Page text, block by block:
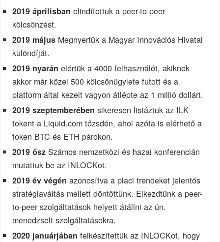
2019 áprilisban elindítottuk a peer-to-peer
kölcsönzést.
2019 május Megnyertük a Magyar Innovációs Hivatal
különdíját.
2019 nyarán elértük a 4000 felhasználót, akiknek
akkor már közel 500 kölcsönügylete futott és a
platform által kezelt vagyon átlépte az 1 millió dollárt.
2019 szeptemberében sikeresen listáztuk az ILK
tokent a Liquid.com tőzsdén, ahol azóta is elérhető a
token BTC és ETH párokon.
2019 ősz Számos nemzetközi és hazai konferencián
mutattuk be az INLOCKot.
2019 év végén azonosítva a piaci trendeket jelentős
stratégiaváltás mellett döntöttünk. Elkezdtünk a peer-
to-peer szolgáltatások helyett átállni az ún.
menedzselt szolgáltatásokra.
2020 januárjában felkészítettük az INLOCKot, hogy